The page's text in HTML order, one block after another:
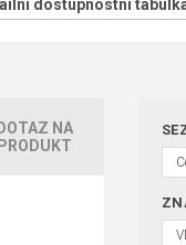
dostupnostní
DOTAZ NA
PRODUKT